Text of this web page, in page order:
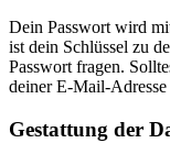
Dein Passwort wird
ist dein Schlüssel zu
Passwort fragen.
deiner E-Mail-Adresse
Gestattung der